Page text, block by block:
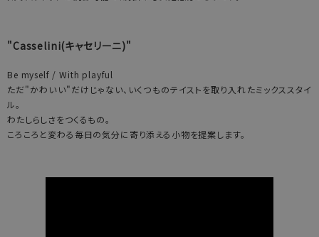
"Casselini(キャセリーニ)"
Be myself / With playful
ただ"かわいい"だけじゃない、いくつものテイストを取り入れたミックススタイ
ル。
わたしらしさをつくるもの。
ころころと変わる毎日の気分に寄り添える小物を提案します。